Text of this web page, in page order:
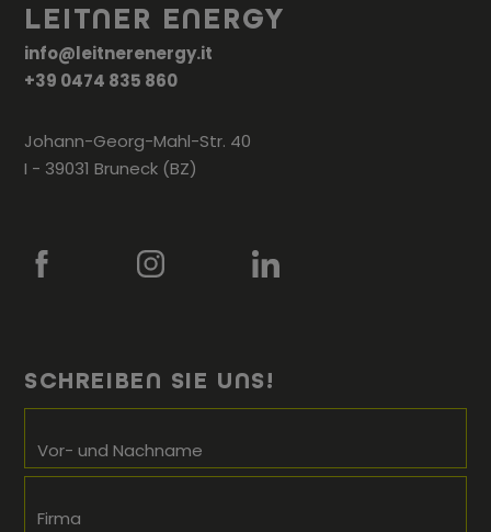
LEITNER ENERGY
info@leitnerenergy.it
+39 0474 835 860
Johann-Georg-Mahl-Str. 40
I - 39031 Bruneck (BZ)
SCHREIBEN SIE UNS!
Vor- und Nachname
Firma